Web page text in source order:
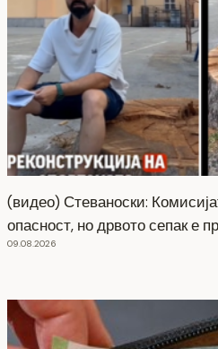
(видео) Стеваноски:
опасност, но дрвото сепак е
09.08.2026